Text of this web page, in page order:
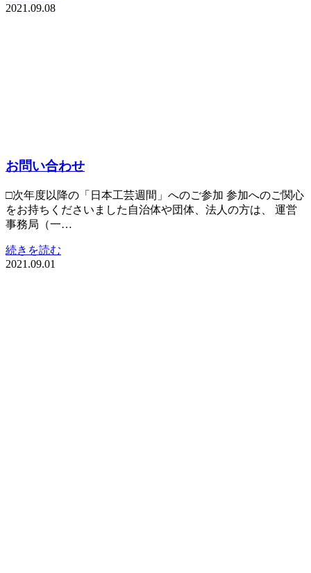
2021.09.08
お問い合わせ
□次年度以降の「日本工芸週間」へのご参加 参加へのご関心
をお持ちくださいました自治体や団体、法人の方は、 運営
事務局（一…
続きを読む
2021.09.01